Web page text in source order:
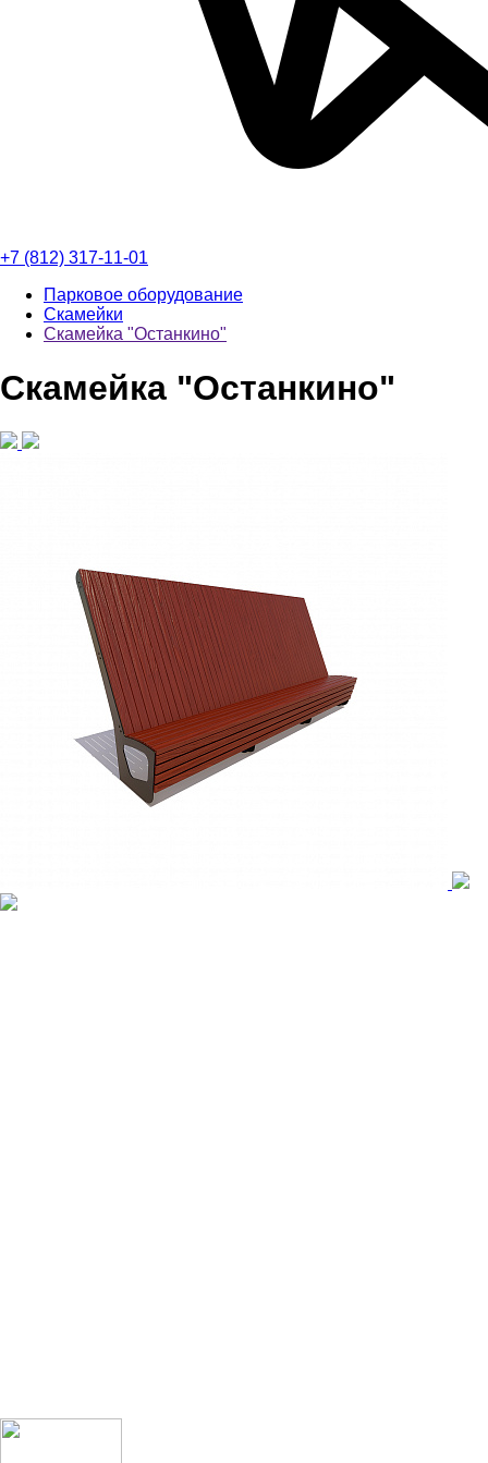
+7 (812) 317-11-01
Парковое оборудование
Скамейки
Скамейка "Останкино"
Скамейка "Останкино"